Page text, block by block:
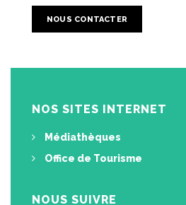
NOUS CONTACTER
NOS SITES INTERNET
Médiathèques
Office de Tourisme
NOUS SUIVRE